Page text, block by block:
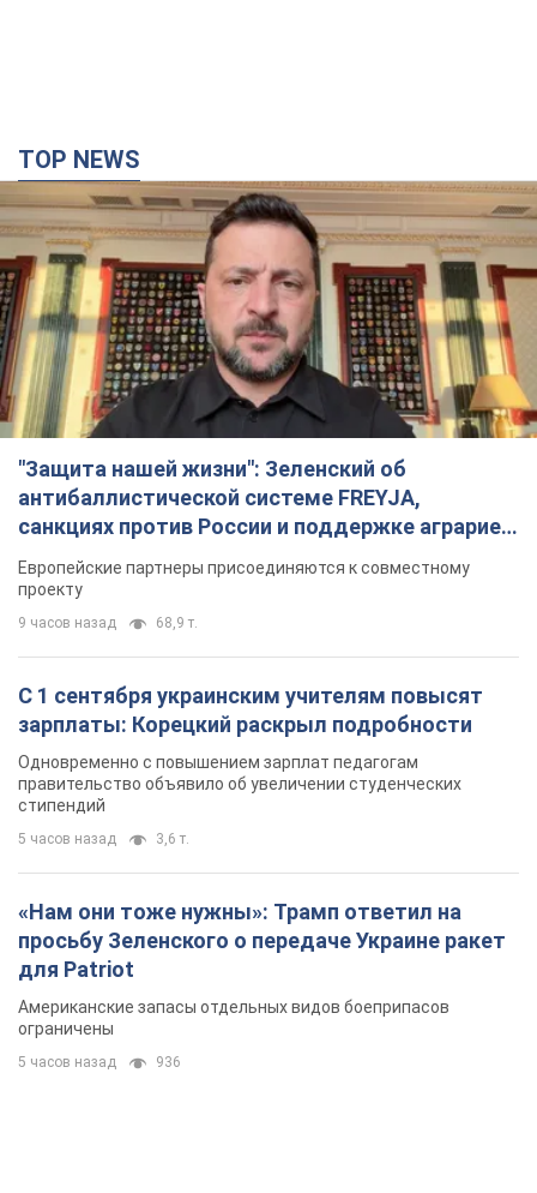
TOP NEWS
"Защита нашей жизни": Зеленский об
антибаллистической системе FREYJA,
санкциях против России и поддержке аграриев.
Видео
Европейские партнеры присоединяются к совместному
проекту
9 часов назад 68,9 т.
С 1 сентября украинским учителям повысят
зарплаты: Корецкий раскрыл подробности
Одновременно с повышением зарплат педагогам
правительство объявило об увеличении студенческих
стипендий
5 часов назад 3,6 т.
«Нам они тоже нужны»: Трамп ответил на
просьбу Зеленского о передаче Украине ракет
для Patriot
Американские запасы отдельных видов боеприпасов
ограничены
5 часов назад 936